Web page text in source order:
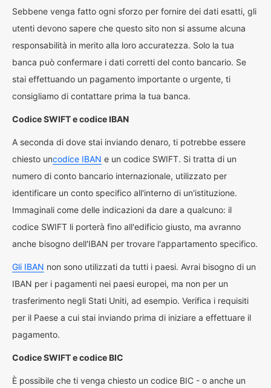
Sebbene venga fatto ogni sforzo per fornire dei dati esatti, gli
utenti devono sapere che questo sito non si assume alcuna
responsabilità in merito alla loro accuratezza. Solo la tua
banca può confermare i dati corretti del conto bancario. Se
stai effettuando un pagamento importante o urgente, ti
consigliamo di contattare prima la tua banca.
Codice SWIFT e codice IBAN
A seconda di dove stai inviando denaro, ti potrebbe essere
chiesto uncodice IBAN e un codice SWIFT. Si tratta di un
numero di conto bancario internazionale, utilizzato per
identificare un conto specifico all'interno di un'istituzione.
Immaginali come delle indicazioni da dare a qualcuno: il
codice SWIFT li porterà fino all'edificio giusto, ma avranno
anche bisogno dell'IBAN per trovare l'appartamento specifico.
Gli IBAN non sono utilizzati da tutti i paesi. Avrai bisogno di un
IBAN per i pagamenti nei paesi europei, ma non per un
trasferimento negli Stati Uniti, ad esempio. Verifica i requisiti
per il Paese a cui stai inviando prima di iniziare a effettuare il
pagamento.
Codice SWIFT e codice BIC
È possibile che ti venga chiesto un codice BIC - o anche un